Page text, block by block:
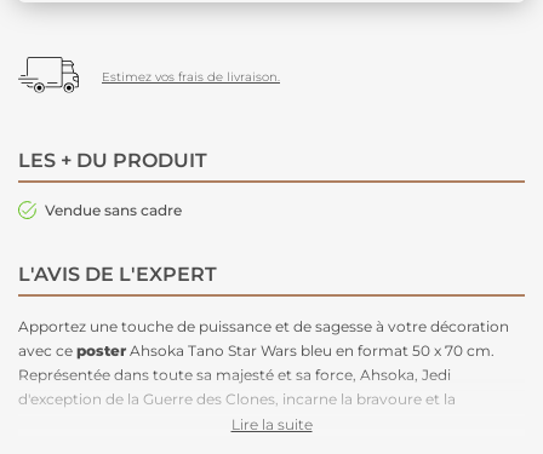
Estimez vos frais de livraison.
LES + DU PRODUIT
Vendue sans cadre
L'AVIS DE L'EXPERT
Apportez une touche de puissance et de sagesse à votre décoration
avec ce poster Ahsoka Tano Star Wars bleu en format 50 x 70 cm.
Représentée dans toute sa majesté et sa force, Ahsoka, Jedi
d'exception de la Guerre des Clones, incarne la bravoure et la
tableau muralest un hommage
Lire la suite